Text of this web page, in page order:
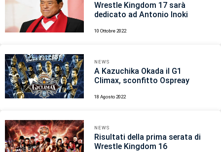
Wrestle Kingdom 17 sarà
dedicato ad Antonio Inoki
10 Ottobre 2022
NEWS
A Kazuchika Okada il G1
Climax, sconfitto Ospreay
18 Agosto 2022
NEWS
Risultati della prima serata di
Wrestle Kingdom 16